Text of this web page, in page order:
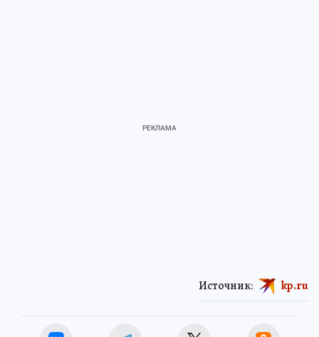
Источник: kp.ru